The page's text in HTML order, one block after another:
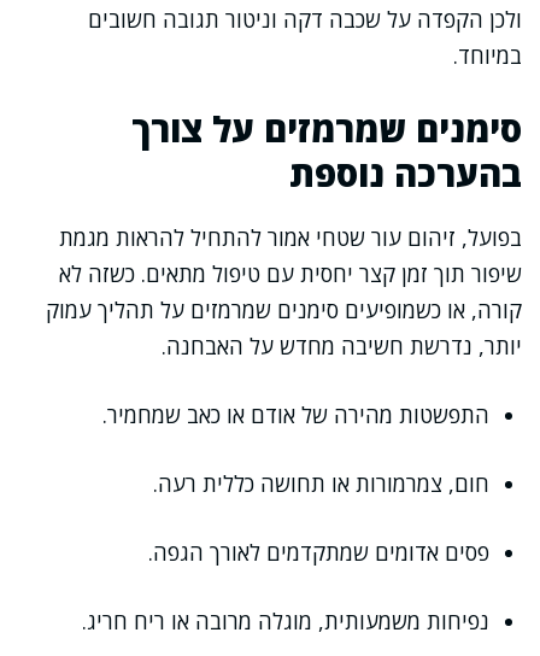
ולכן הקפדה על שכבה דקה וניטור תגובה חשובים
במיוחד.
סימנים שמרמזים על צורך
בהערכה נוספת
בפועל, זיהום עור שטחי אמור להתחיל להראות מגמת
שיפור תוך זמן קצר יחסית עם טיפול מתאים. כשזה לא
קורה, או כשמופיעים סימנים שמרמזים על תהליך עמוק
יותר, נדרשת חשיבה מחדש על האבחנה.
התפשטות מהירה של אודם או כאב שמחמיר.
חום, צמרמורות או תחושה כללית רעה.
פסים אדומים שמתקדמים לאורך הגפה.
נפיחות משמעותית, מוגלה מרובה או ריח חריג.